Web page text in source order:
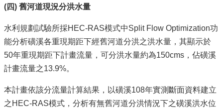
(四) 舊河道現況分洪水量
水利規劃試驗所採HEC-RAS模式中Split Flow Optimization功
能分析磺溪各重現期距下經舊河道分洪之洪水量，其顯示於
50年重現期距下計畫流量，可分洪水量約為150cms，佔磺溪
計畫流量之13.9%。
本計畫依該分流量計算結果，以磺溪108年實測斷面資料建立
之HEC-RAS模式，分析有無舊河道分洪情況下之磺溪洪水位